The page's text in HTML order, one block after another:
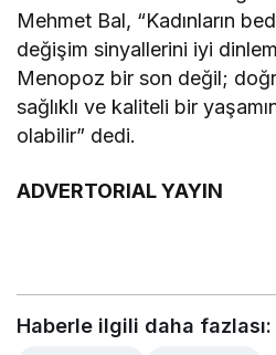
Mehmet Bal, “Kadınların
değişim sinyallerini iyi
Menopoz bir son değil;
sağlıklı ve kaliteli bir
olabilir” dedi.
ADVERTORIAL YAYIN
Haberle ilgili daha fazlası: